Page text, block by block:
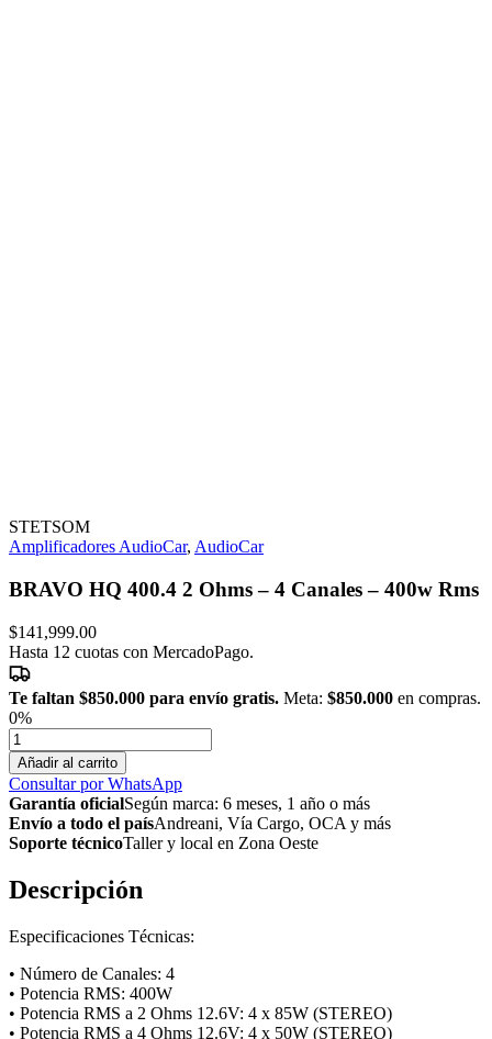
STETSOM
Amplificadores AudioCar, AudioCar
BRAVO HQ 400.4 2 Ohms – 4 Canales – 400w Rms
$141,999.00
Hasta 12 cuotas con MercadoPago.
Te faltan $850.000 para envío gratis. Meta: $850.000 en compras.
0%
BRAVO
HQ
400.4
2
Ohms
-
4
-
Rms
Añadir al carrito
Consultar por WhatsApp
Garantía oficialSegún marca: 6 meses, 1 año o más
Envío a todo el paísAndreani, Vía Cargo, OCA y más
Soporte técnicoTaller y local en Zona Oeste
Descripción
Especificaciones Técnicas:
• Número de Canales: 4
• Potencia RMS: 400W
• Potencia RMS a 2 Ohms 12.6V: 4 x 85W (STEREO)
• Potencia RMS a 4 Ohms 12.6V: 4 x 50W (STEREO)